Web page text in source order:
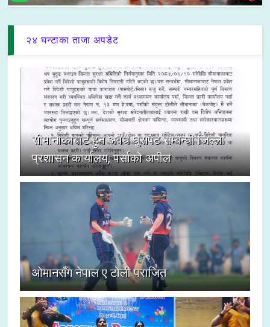
२४ घन्टाका ताजा अपडेट
सीमानाकाबाट हुने अवैध घुसपैठ सम्बन्धी जिल्ला
प्रशासन कार्यालय, पर्साको अपील
ओमानसँग नेपाल ए टोली पराजित